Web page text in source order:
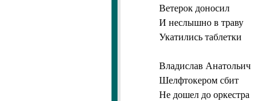
Ветерок доносил
И неслышно в траву
Укатились таблетки
Владислав Анатольич
Шелфтокером сбит
Не дошел до оркестра